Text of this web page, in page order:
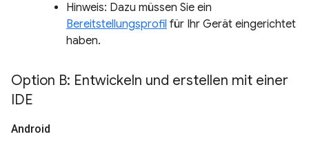
Hinweis: Dazu müssen Sie ein
Bereitstellungsprofil für Ihr Gerät eingerichtet
haben.
Option B: Entwickeln und erstellen mit einer
IDE
Android